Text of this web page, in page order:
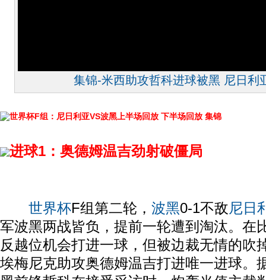
集锦-米西助攻哲科进球被黑 尼日利
世界杯F组：尼日利亚VS波黑上半场回放 下半场回放 集锦
进球1：奥德姆温吉劲射破僵局
世界杯F组第二轮， 波黑0-1不敌尼日
军波黑两战皆负，提前一轮遭到淘汰。在
反越位机会打进一球，但被边裁无情的吹
埃梅尼克助攻奥德姆温吉打进唯一进球。